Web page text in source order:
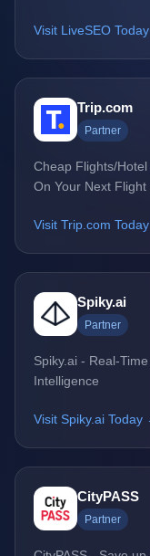
Visit LiveSEO
Trip.com
Partner
Cheap Flights/
On Your Next
Visit Trip.com
Spiky.ai
Partner
Spiky.ai - Real-
Intelligence
Visit Spiky.ai Today
CityPASS
Partner